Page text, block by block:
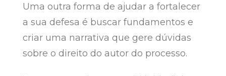
Uma outra forma de ajudar a fortalecer
a sua defesa é buscar fundamentos e
criar uma narrativa que gere dúvidas
sobre o direito do autor do processo.